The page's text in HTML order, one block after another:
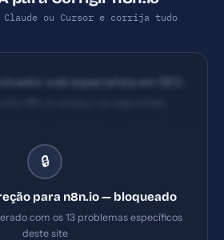
Claude ou Cursor e corrija tudo
web especialista em SEO
ausente 3) Meta description
(ideal: 120-160) 4) Tag H1
necessários e configurações de
correções críticas primeiro.
🔒
para n8n.io — bloqueado
com os 13 problemas específicos
deste site